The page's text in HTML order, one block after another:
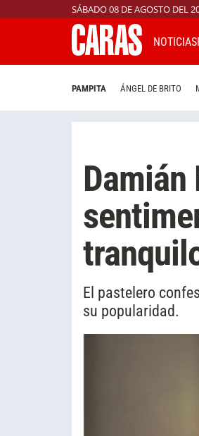
SÁBADO 08 DE AGOSTO DEL
NOTICIAS
PAMPITA ÁNGEL DE BRITO
El pastelero
su popularidad.